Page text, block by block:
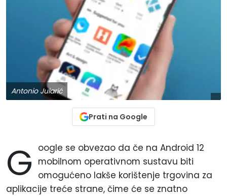
Antonio Jularić
Prati na Google
G oogle se obvezao da če na Android 12
mobilnom operativnom sustavu biti
omogućeno lakše korištenje trgovina za
aplikacije treće strane, čime će se znatno